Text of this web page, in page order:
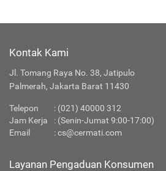
Kontak Kami
Jl. Tomang Raya No. 38, Jatipulo
Palmerah, Jakarta Barat 11430
Telepon : (021) 40000 312
Jam Kerja
: (Senin-Jumat 9:00-17:00)
Email
:cs@cermati.com
Layanan Pengaduan Konsumen